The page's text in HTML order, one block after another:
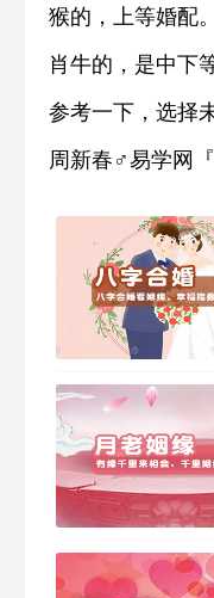
猴的，上等婚配
肖牛的，是中下
参考一下，选择
周新春♂易学网